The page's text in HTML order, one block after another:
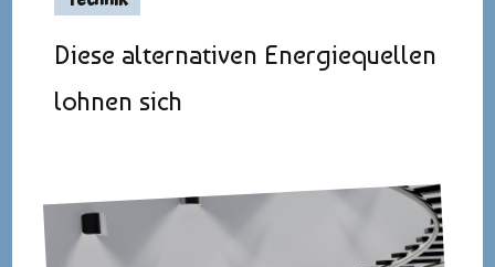
Diese alternativen Energiequellen
lohnen sich